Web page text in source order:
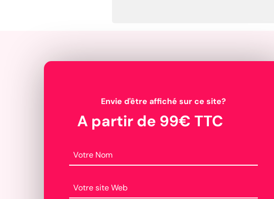
Envie d'être affiché sur ce site?
A partir de 99€ TTC